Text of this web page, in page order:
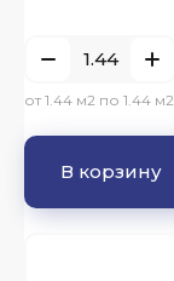
от 1.44 м2 по 1.44 м2
В корзину